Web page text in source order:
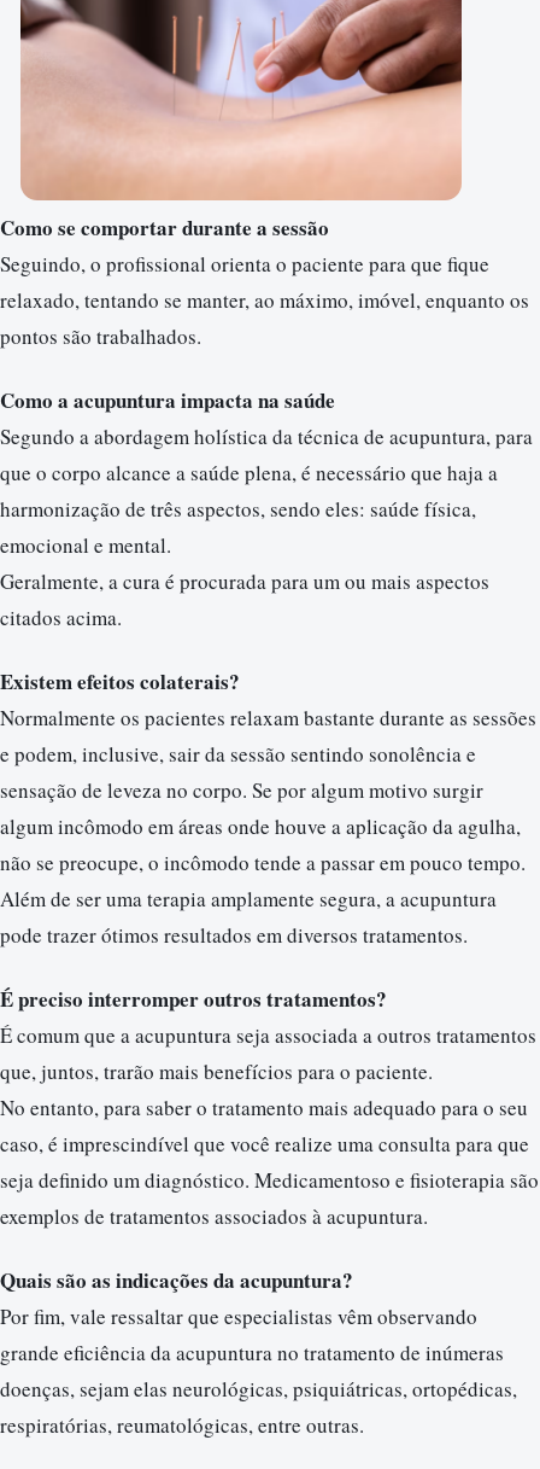
Como se comportar durante a sessão
Seguindo, o profissional orienta o paciente para que fique
relaxado, tentando se manter, ao máximo, imóvel, enquanto os
pontos são trabalhados.
Como a acupuntura impacta na saúde
Segundo a abordagem holística da técnica de acupuntura, para
que o corpo alcance a saúde plena, é necessário que haja a
harmonização de três aspectos, sendo eles: saúde física,
emocional e mental.
Geralmente, a cura é procurada para um ou mais aspectos
citados acima.
Existem efeitos colaterais?
Normalmente os pacientes relaxam bastante durante as sessões
e podem, inclusive, sair da sessão sentindo sonolência e
sensação de leveza no corpo. Se por algum motivo surgir
algum incômodo em áreas onde houve a aplicação da agulha,
não se preocupe, o incômodo tende a passar em pouco tempo.
Além de ser uma terapia amplamente segura, a acupuntura
pode trazer ótimos resultados em diversos tratamentos.
É preciso interromper outros tratamentos?
É comum que a acupuntura seja associada a outros tratamentos
que, juntos, trarão mais benefícios para o paciente.
No entanto, para saber o tratamento mais adequado para o seu
caso, é imprescindível que você realize uma consulta para que
seja definido um diagnóstico. Medicamentoso e fisioterapia são
exemplos de tratamentos associados à acupuntura.
Quais são as indicações da acupuntura?
Por fim, vale ressaltar que especialistas vêm observando
grande eficiência da acupuntura no tratamento de inúmeras
doenças, sejam elas neurológicas, psiquiátricas, ortopédicas,
respiratórias, reumatológicas, entre outras.